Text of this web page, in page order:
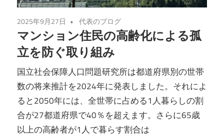
2025年9月27日 代表のブログ
マンション住民の高齢化による孤
立を防ぐ取り組み
国立社会保障人口問題研究所は都道府県別の世帯
数の将来推計を2024年に発表しました。それによ
ると2050年には、全世帯に占める1人暮らしの割
合が27都道府県で40％を超えます。さらに65歳
以上の高齢者が1人で暮らす割合は